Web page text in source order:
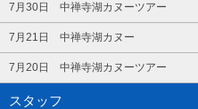
7月30日 中禅寺湖カヌーツアー
7月21日 中禅寺湖カヌー
7月20日 中禅寺湖カヌーツアー
スタッフ